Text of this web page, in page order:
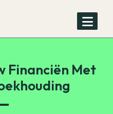
Financiën Met